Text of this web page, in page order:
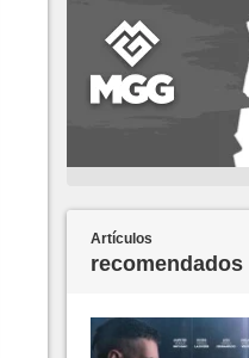
Artículos
recomendados